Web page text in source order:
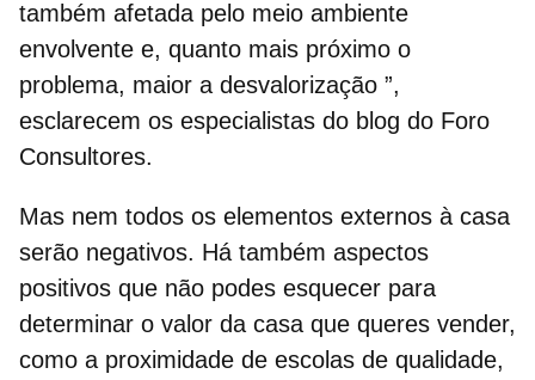
também afetada pelo meio ambiente
envolvente e, quanto mais próximo o
problema, maior a desvalorização ”,
esclarecem os especialistas do blog do Foro
Consultores.
Mas nem todos os elementos externos à casa
serão negativos. Há também aspectos
positivos que não podes esquecer para
determinar o valor da casa que queres vender,
como a proximidade de escolas de qualidade,